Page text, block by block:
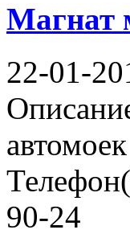
Магнат
22-01-
90-24